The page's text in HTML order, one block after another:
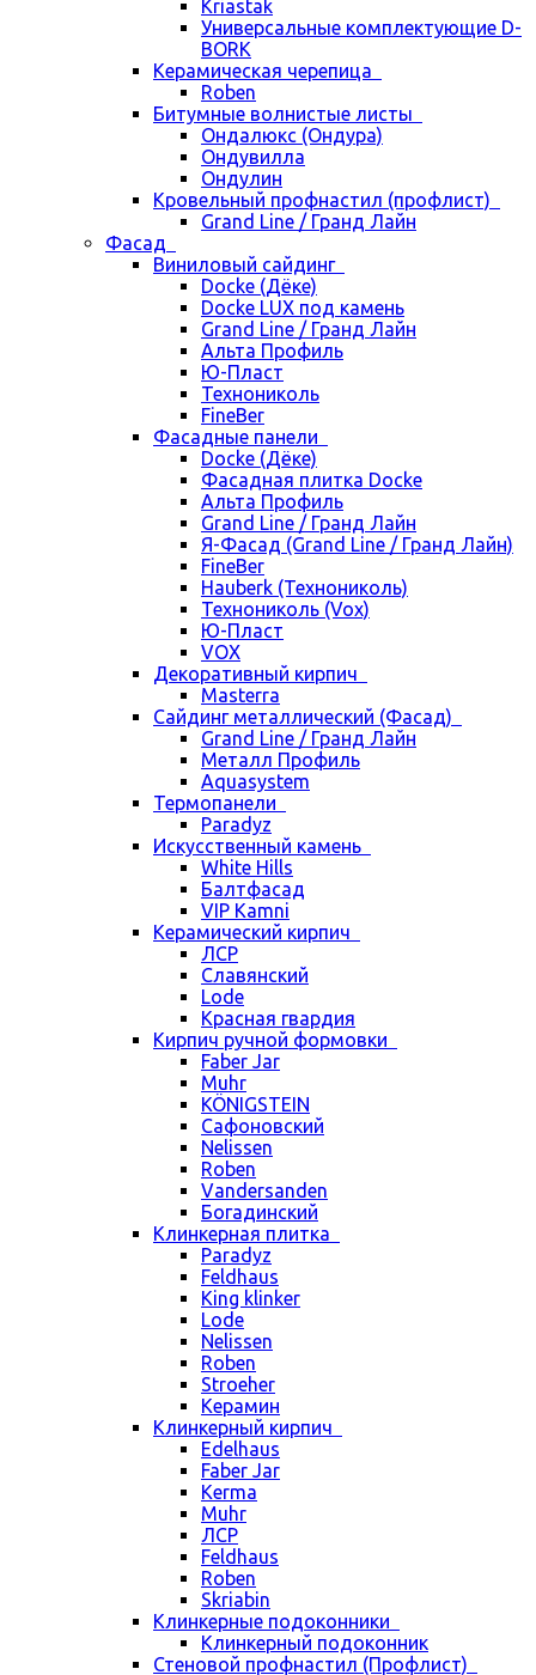
Kriastak
Универсальные комплектующие D-
BORK
Керамическая черепица
Roben
Битумные волнистые листы
Ондалюкс (Ондура)
Ондувилла
Ондулин
Кровельный профнастил (профлист)
Grand Line / Гранд Лайн
Фасад
Виниловый сайдинг
Docke (Дёке)
Docke LUX под камень
Grand Line / Гранд Лайн
Альта Профиль
Ю-Пласт
Технониколь
FineBer
Фасадные панели
Docke (Дёке)
Фасадная плитка Docke
Альта Профиль
Grand Line / Гранд Лайн
Я-Фасад (Grand Line / Гранд Лайн)
FineBer
Hauberk (Технониколь)
Технониколь (Vox)
Ю-Пласт
VOX
Декоративный кирпич
Masterra
Сайдинг металлический (Фасад)
Grand Line / Гранд Лайн
Металл Профиль
Aquasystem
Термопанели
Paradyz
Искусственный камень
White Hills
Балтфасад
VIP Kamni
Керамический кирпич
ЛСР
Славянский
Lode
Красная гвардия
Кирпич ручной формовки
Faber Jar
Muhr
KÖNIGSTEIN
Сафоновский
Nelissen
Roben
Vandersanden
Богадинский
Клинкерная плитка
Paradyz
Feldhaus
King klinker
Lode
Nelissen
Roben
Stroeher
Керамин
Клинкерный кирпич
Edelhaus
Faber Jar
Kerma
Muhr
ЛСР
Feldhaus
Roben
Skriabin
Клинкерные подоконники
Клинкерный подоконник
Стеновой профнастил (Профлист)